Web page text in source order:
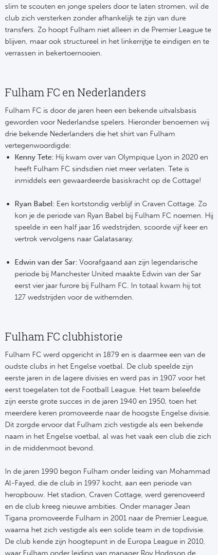
slim te scouten en jonge spelers door te laten stromen, wil de
club zich versterken zonder afhankelijk te zijn van dure
transfers. Zo hoopt Fulham niet alleen in de Premier League te
blijven, maar ook structureel in het linkerrijtje te eindigen en te
verrassen in bekertoernooien.
Fulham FC en Nederlanders
Fulham FC is door de jaren heen een bekende uitvalsbasis
geworden voor Nederlandse spelers. Hieronder benoemen wij
drie bekende Nederlanders die het shirt van Fulham
vertegenwoordigde:
Kenny Tete: Hij kwam over van Olympique Lyon in 2020 en
heeft Fulham FC sindsdien niet meer verlaten. Tete is
inmiddels een gewaardeerde basiskracht op de Cottage!
Ryan Babel: Een kortstondig verblijf in Craven Cottage. Zo
kon je de periode van Ryan Babel bij Fulham FC noemen. Hij
speelde in een half jaar 16 wedstrijden, scoorde vijf keer en
vertrok vervolgens naar Galatasaray.
Edwin van der Sar: Voorafgaand aan zijn legendarische
periode bij Manchester United maakte Edwin van der Sar
eerst vier jaar furore bij Fulham FC. In totaal kwam hij tot
127 wedstrijden voor de withemden.
Fulham FC clubhistorie
Fulham FC werd opgericht in 1879 en is daarmee een van de
oudste clubs in het Engelse voetbal. De club speelde zijn
eerste jaren in de lagere divisies en werd pas in 1907 voor het
eerst toegelaten tot de Football League. Het team beleefde
zijn eerste grote succes in de jaren 1940 en 1950, toen het
meerdere keren promoveerde naar de hoogste Engelse divisie.
Dit zorgde ervoor dat Fulham zich vestigde als een bekende
naam in het Engelse voetbal, al was het vaak een club die zich
in de middenmoot bevond.
In de jaren 1990 begon Fulham onder leiding van Mohammad
Al-Fayed, die de club in 1997 kocht, aan een periode van
heropbouw. Het stadion, Craven Cottage, werd gerenoveerd
en de club kreeg nieuwe ambities. Onder manager Jean
Tigana promoveerde Fulham in 2001 naar de Premier League,
waarna het zich vestigde als een solide team in de topdivisie.
De club kende zijn hoogtepunt in de Europa League in 2010,
waar Fulham onder leiding van manager Roy Hodgson de